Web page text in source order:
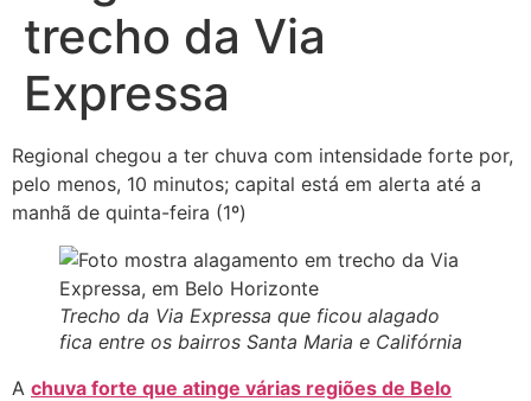
trecho da Via
Expressa
Regional chegou a ter chuva com intensidade forte por,
pelo menos, 10 minutos; capital está em alerta até a
manhã de quinta-feira (1º)
Trecho da Via Expressa que ficou alagado
fica entre os bairros Santa Maria e Califórnia
A chuva forte que atinge várias regiões de Belo